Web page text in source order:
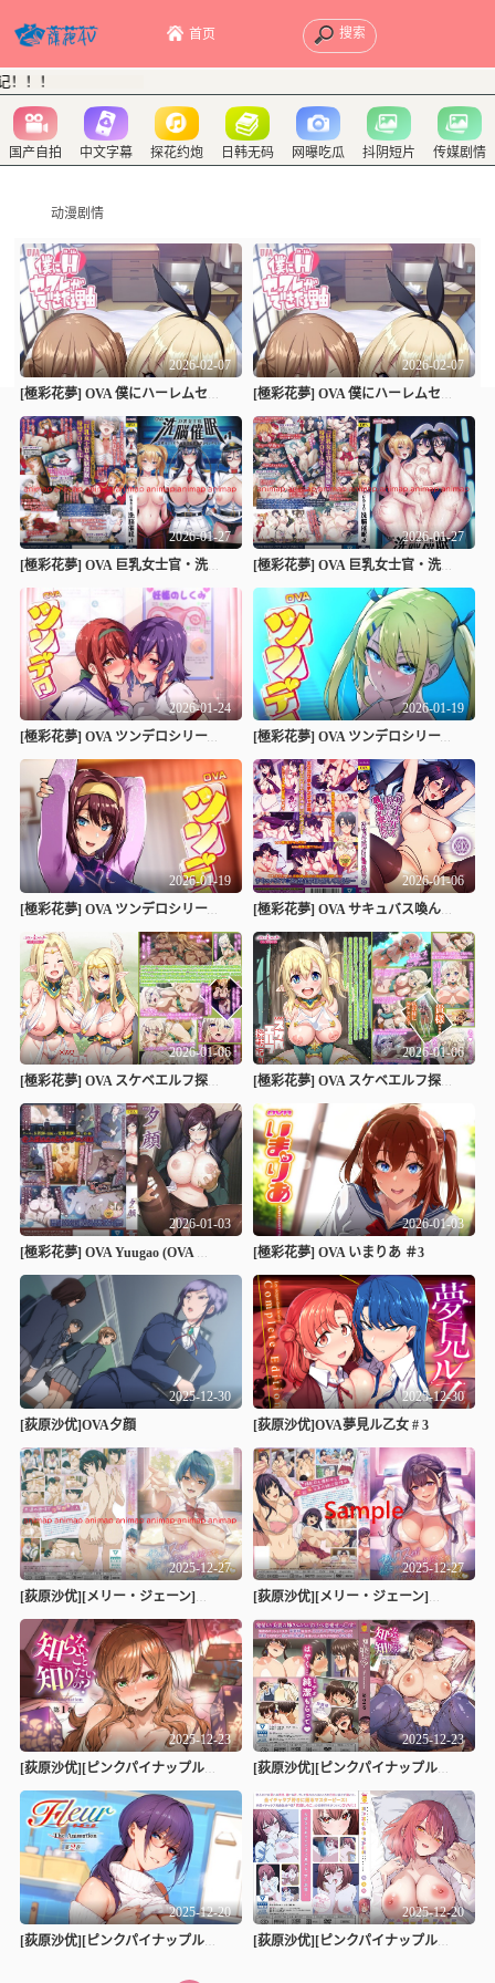
首页
！！
国产自拍 中文字幕 探花约炮 日韩无码 网曝吃瓜 抖阴短片 传媒剧情
动漫剧情
2026-02-07 2026-02-07
2026-01-27
[極彩花夢] OVA 巨乳女士官・洗脳催眠 1
2026-01-27
[極彩花夢] OVA 巨乳女士官・洗脳催眠 2
2026-01-24
[極彩花夢] OVA ツンデロシリーズ ＃6
2026-01-19
[極彩花夢] OVA ツンデロシリーズ ＃4
2026-01-19
[極彩花夢] OVA ツンデロシリーズ ＃5
2026-01-06
[極彩花夢] OVA サキュバス喚んだら義母が来た！？ ＃1
2026-01-06 2026-01-06
[極彩花夢] OVA スケベエルフ探訪記 1
2026-01-03
[極彩花夢] OVA Yuugao (OVA 夕顔)
2026-01-03
[極彩花夢] OVA いまりあ ＃3
2025-12-30
[荻原沙优]OVA夕顔
2025-12-30
[荻原沙优]OVA夢見ル乙女 # 3
2025-12-27 2025-12-27
2025-12-23
[荻原沙优][ピンクパイナップル]知らないこと知りたいの？ THE ANIMATION 第1巻
2025-12-23
[荻原沙优][ピンクパイナップル]知らないこと知りたいの？ THE ANIMATION 第2巻
2025-12-20 2025-12-20
[荻原沙优][ピンクパイナップル]彼女フェイス THE ANIMATION 第1巻